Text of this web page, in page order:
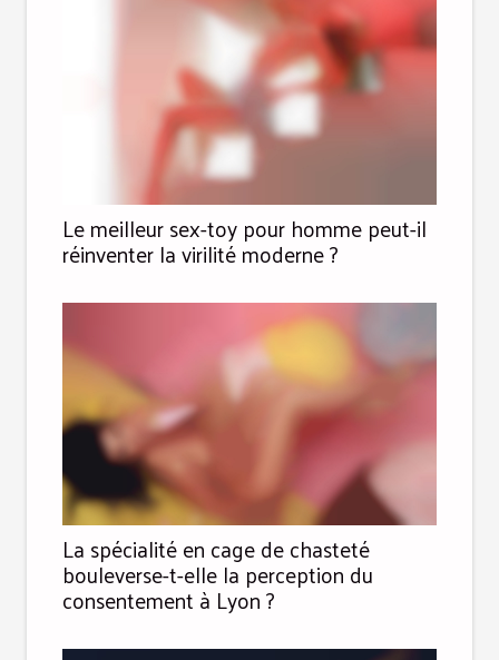
Le meilleur sex-toy pour homme peut-il
réinventer la virilité moderne ?
La spécialité en cage de chasteté
bouleverse-t-elle la perception du
consentement à Lyon ?